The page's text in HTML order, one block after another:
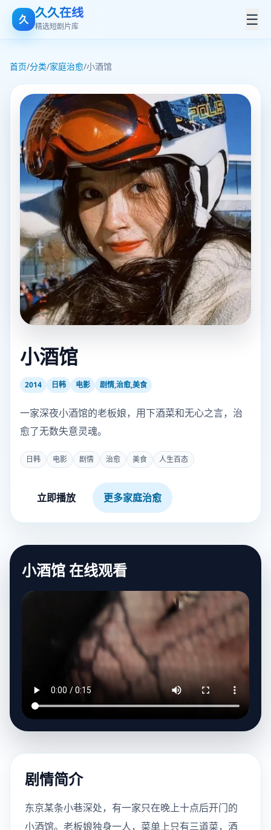
久 久久在线
精选短剧片库 ☰
首页/分类/家庭治愈/小酒馆
小酒馆
2014 日韩 电影 剧情,治愈,美食
一家深夜小酒馆的老板娘，用下酒菜和无心之言，治
愈了无数失意灵魂。
日韩 电影 剧情 治愈 美食 人生百态
立即播放 更多家庭治愈
小酒馆 在线观看
剧情简介
东京某条小巷深处，有一家只在晚上十点后开门的
小酒馆。老板娘独身一人，菜单上只有三道菜，酒